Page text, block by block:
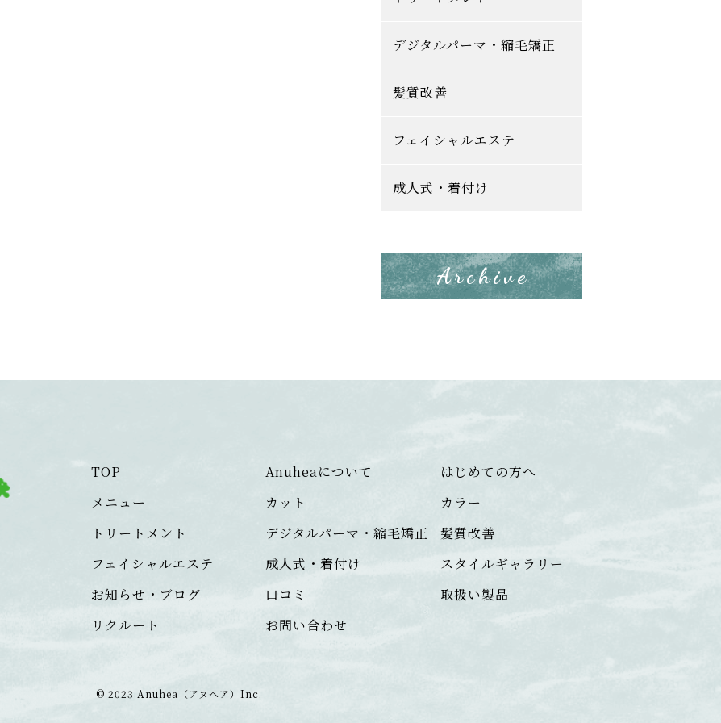
デジタルパーマ・縮毛矯正
髪質改善
フェイシャルエステ
成人式・着付け
Archive
TOP Anuheaについて
はじめての方へ
メニュー
カット
カラー
トリートメント
デジタルパーマ・縮毛矯正
髪質改善
フェイシャルエステ
成人式・着付け
スタイルギャラリー
お知らせ・ブログ
口コミ
取扱い製品
リクルート
お問い合わせ
© 2023 Anuhea（アヌヘア）Inc.